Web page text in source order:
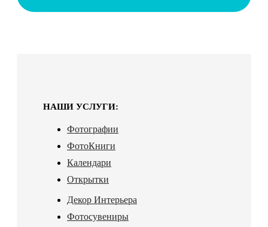
НАШИ УСЛУГИ:
Фотографии
ФотоКниги
Календари
Открытки
Декор Интерьера
Фотосувениры